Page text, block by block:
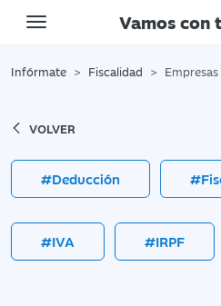
Toggle navigation
Vamos con
Infórmate Fiscalidad Empresas y
VOLVER
#Deducción
#IVA #IRPF